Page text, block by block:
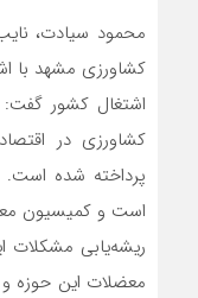
محمود سیادت،
کشاورزی مشهد با
اشتغال کشور
کشاورزی در
پرداخته شده
است و کمیسیون
ریشه‌یابی مشکلات
معضلات این حوزه و